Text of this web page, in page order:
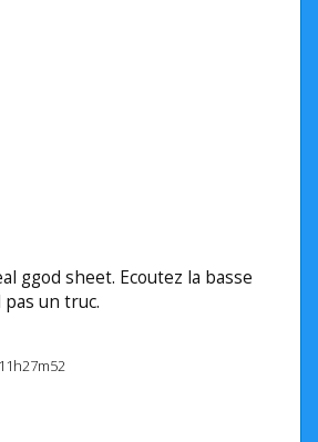
ggod sheet. Ecoutez la basse
un truc.